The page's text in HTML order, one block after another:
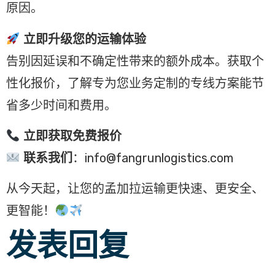
原因。
立即升级您的运输体验
告别因延误和不确定性带来的额外成本。获取个
性化报价，了解专为您业务定制的专线方案能节
省多少时间和费用。
立即获取免费报价
联系我们 ：info@fangrunlogistics.com
从今天起，让您的孟加拉运输更快速、更安全、
更智能！
发表回复